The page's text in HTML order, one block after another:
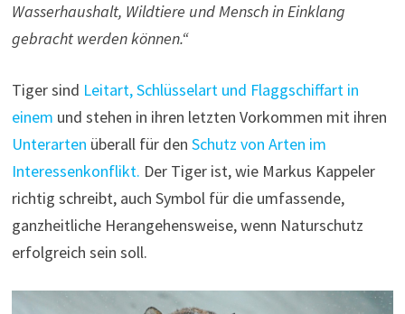
Wasserhaushalt, Wildtiere und Mensch in Einklang
gebracht werden können.“
Tiger sind Leitart, Schlüsselart und Flaggschiffart in
einem und stehen in ihren letzten Vorkommen mit ihren
Unterarten überall für den Schutz von Arten im
Interessenkonflikt. Der Tiger ist, wie Markus Kappeler
richtig schreibt, auch Symbol für die umfassende,
ganzheitliche Herangehensweise, wenn Naturschutz
erfolgreich sein soll.